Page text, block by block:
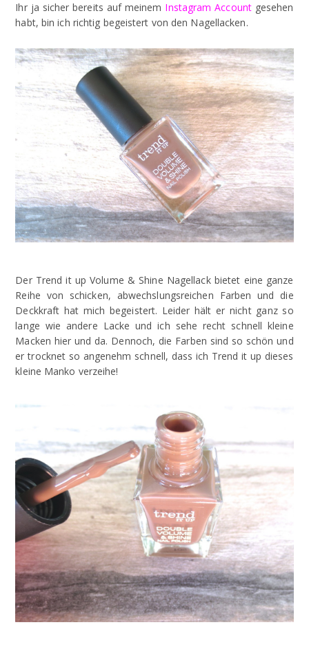
Ihr ja sicher bereits auf meinem Instagram Accountgesehen
habt, bin ich richtig begeistert von den Nagellacken.
Der Trend it up Volume & Shine Nagellack bietet eine ganze
Reihe von schicken, abwechslungsreichen Farben und die
Deckkraft hat mich begeistert. Leider hält er nicht ganz so
lange wie andere Lacke und ich sehe recht schnell kleine
Macken hier und da. Dennoch, die Farben sind so schön und
er trocknet so angenehm schnell, dass ich Trend it up dieses
kleine Manko verzeihe!